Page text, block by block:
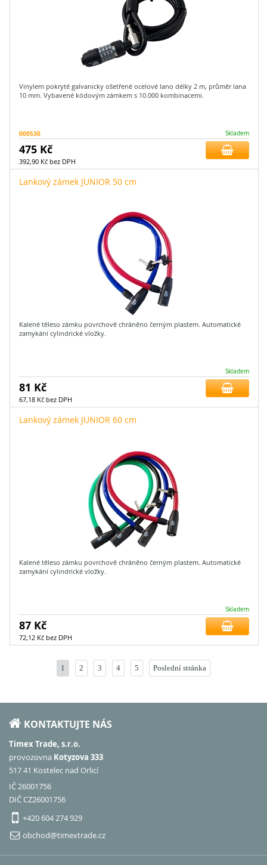
Vinylem pokryté galvanicky ošetřené ocelové lano délky 2 m, průměr lana
10 mm. Vybavené kódovým zámkem s 10.000 kombinacemi.
000530 Skladem
475 Kč
392,90 Kč bez DPH
Lankový zámek JUNIOR 50 cm
Kalené těleso zámku povrchově chráněno černým plastem. Automatické
zamykání cylindrické vložky.
Skladem
81 Kč
67,18 Kč bez DPH
Lankový zámek JUNIOR 60 cm
Kalené těleso zámku povrchově chráněno černým plastem. Automatické
zamykání cylindrické vložky.
Skladem
87 Kč
72,12 Kč bez DPH
1 2 3 4 5 Poslední stránka
KONTAKTUJTE NÁS
Timex Trade, s.r.o.
provozovna Kotyzova 333
517 41 Kostelec nad Orlicí
IČ 26001756
DIČ CZ26001756
+420 604 274 929
obchod@timextrade.cz